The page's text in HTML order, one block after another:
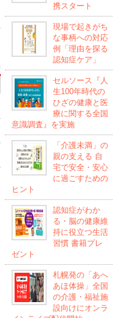
携スタート
現場で起きがち
な事柄への対応
例「理由を探る
認知症ケア」
セルソース『人
生100年時代の
ひざの健康と医
療に関する全国
意識調査』を実施
「介護未満」の
親の支える 自
宅で安全・安心
に過ごすための
ヒント
認知症がわか
る・脳の健康維
持に役立つ生活
習慣 書籍プレ
ゼント
札幌発の「あへ
あほ体操」全国
の介護・福祉施
設向けにオンラ